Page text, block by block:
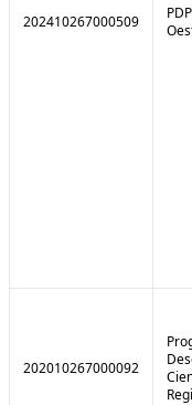
202410267000509
202010267000092